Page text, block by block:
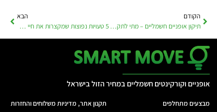
הקודם
תיקון אופניים חשמליים – מתי לתקן ומתי פשוט להחליף
הבא
5 טעויות נפוצות שמקצרות את חיי הסוללה באופניים חשמליים
אופניים וקורקינטים חשמליים במחיר הזול בישראל
מבצעים מתחלפים
תקנון אתר, מדיניות משלוחים והחזרות